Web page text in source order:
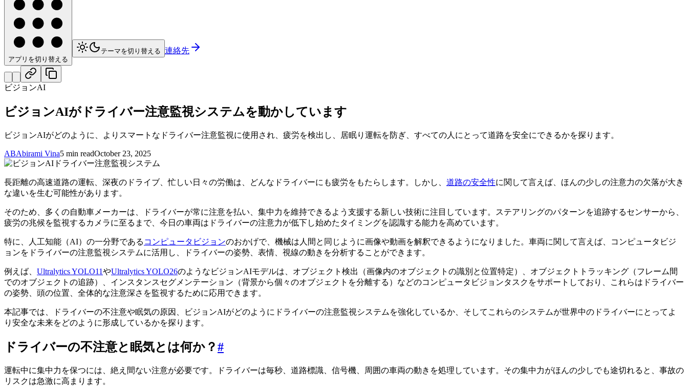
アプリを切り替える
テーマを切り替える 連絡先
ビジョンAI
ビジョンAIがドライバー注意監視システムを動かしています
ビジョンAIがどのように、よりスマートなドライバー注意監視に使用され、疲労を検出し、居眠り運転を防ぎ、すべての人にとって道路を安全にできるかを探ります。
ABAbirami Vina5 min readOctober 23, 2025
長距離の高速道路の運転、深夜のドライブ、忙しい日々の労働は、どんなドライバーにも疲労をもたらします。しかし、 道路の安全性に関して言えば、ほんの少しの注意力の欠落が大き
な違いを生む可能性があります。
そのため、多くの自動車メーカーは、ドライバーが常に注意を払い、集中力を維持できるよう支援する新しい技術に注目しています。ステアリングのパターンを追跡するセンサーから、
疲労の兆候を監視するカメラに至るまで、今日の車両はドライバーの注意力が低下し始めたタイミングを認識する能力を高めています。
特に、人工知能（AI）の一分野である コンピュータビジョンのおかげで、機械は人間と同じように画像や動画を解釈できるようになりました。車両に関して言えば、コンピュータビジ
ョンをドライバーの注意監視システムに活用し、ドライバーの姿勢、表情、視線の動きを分析することができます。
例えば、 Ultralytics YOLO11やUltralytics YOLO26のようなビジョンAIモデルは、オブジェクト検出（画像内のオブジェクトの識別と位置特定）、オブジェクトトラッキング（フレーム間
でのオブジェクトの追跡）、インスタンスセグメンテーション（背景から個々のオブジェクトを分離する）などのコンピュータビジョンタスクをサポートしており、これらはドライバー
の姿勢、頭の位置、全体的な注意深さを監視するために応用できます。
本記事では、ドライバーの不注意や眠気の原因、ビジョンAIがどのようにドライバーの注意監視システムを強化しているか、そしてこれらのシステムが世界中のドライバーにとってよ
り安全な未来をどのように形成しているかを探ります。
ドライバーの不注意と眠気とは何か？#
運転中に集中力を保つには、絶え間ない注意が必要です。ドライバーは毎秒、道路標識、信号機、周囲の車両の動きを処理しています。その集中力がほんの少しでも途切れると、事故の
リスクは急激に高まります。